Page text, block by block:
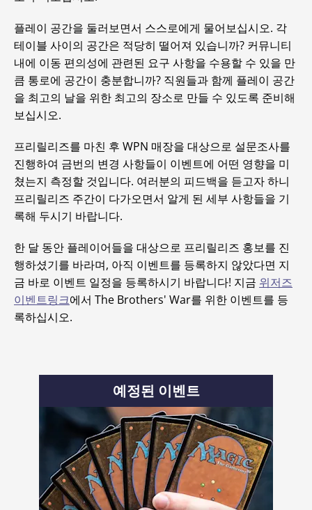
플레이 공간을 둘러보면서 스스로에게 물어보십시오. 각
테이블 사이의 공간은 적당히 떨어져 있습니까? 커뮤니티
내에 이동 편의성에 관련된 요구 사항을 수용할 수 있을 만
큼 통로에 공간이 충분합니까? 직원들과 함께 플레이 공간
을 최고의 날을 위한 최고의 장소로 만들 수 있도록 준비해
보십시오.
프리릴리즈를 마친 후 WPN 매장을 대상으로 설문조사를
진행하여 금번의 변경 사항들이 이벤트에 어떤 영향을 미
쳤는지 측정할 것입니다. 여러분의 피드백을 듣고자 하니
프리릴리즈 주간이 다가오면서 알게 된 세부 사항들을 기
록해 두시기 바랍니다.
한 달 동안 플레이어들을 대상으로 프리릴리즈 홍보를 진
행하셨기를 바라며, 아직 이벤트를 등록하지 않았다면 지
금 바로 이벤트 일정을 등록하시기 바랍니다! 지금 위저즈
이벤트링크에서 The Brothers' War를 위한 이벤트를 등
록하십시오.
예정된 이벤트